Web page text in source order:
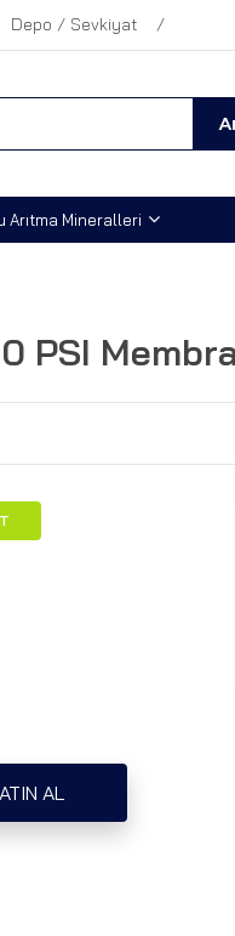
Depo / Sevkiyat
Arıtma Mineralleri